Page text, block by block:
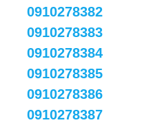
0910278382
0910278383
0910278384
0910278385
0910278386
0910278387